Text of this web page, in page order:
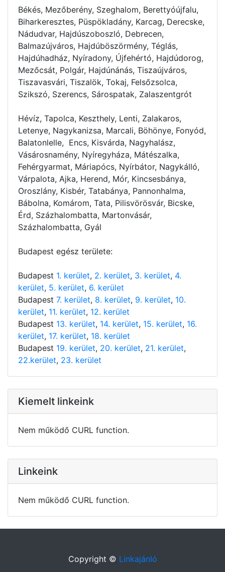
Békés, Mezőberény, Szeghalom, Berettyóújfalu,
Biharkeresztes, Püspökladány, Karcag, Derecske,
Nádudvar, Hajdúszoboszló, Debrecen,
Balmazújváros, Hajdúböszörmény, Téglás,
Hajdúhadház, Nyíradony, Újfehértó, Hajdúdorog,
Mezőcsát, Polgár, Hajdúnánás, Tiszaújváros,
Tiszavasvári, Tiszalök, Tokaj, Felsőzsolca,
Szikszó, Szerencs, Sárospatak, Zalaszentgrót
Hévíz, Tapolca, Keszthely, Lenti, Zalakaros,
Letenye, Nagykanizsa, Marcali, Böhönye, Fonyód,
Balatonlelle, Encs, Kisvárda, Nagyhalász,
Vásárosnamény, Nyíregyháza, Mátészalka,
Fehérgyarmat, Máriapócs, Nyírbátor, Nagykálló,
Várpalota, Ajka, Herend, Mór, Kincsesbánya,
Oroszlány, Kisbér, Tatabánya, Pannonhalma,
Bábolna, Komárom, Tata, Pilisvörösvár, Bicske,
Érd, Százhalombatta, Martonvásár,
Százhalombatta, Gyál
Budapest egész területe:
Budapest 1. kerület, 2. kerület, 3. kerület, 4.
kerület, 5. kerület, 6. kerület
Budapest 7. kerület, 8. kerület, 9. kerület, 10.
kerület, 11. kerület, 12. kerület
Budapest 13. kerület, 14. kerület, 15. kerület, 16.
kerület, 17. kerület, 18. kerület
Budapest 19. kerület, 20. kerület, 21. kerület,
22.kerület, 23. kerület
Kiemelt linkeink
Nem működő CURL function.
Linkeink
Nem működő CURL function.
Copyright © Linkajánló